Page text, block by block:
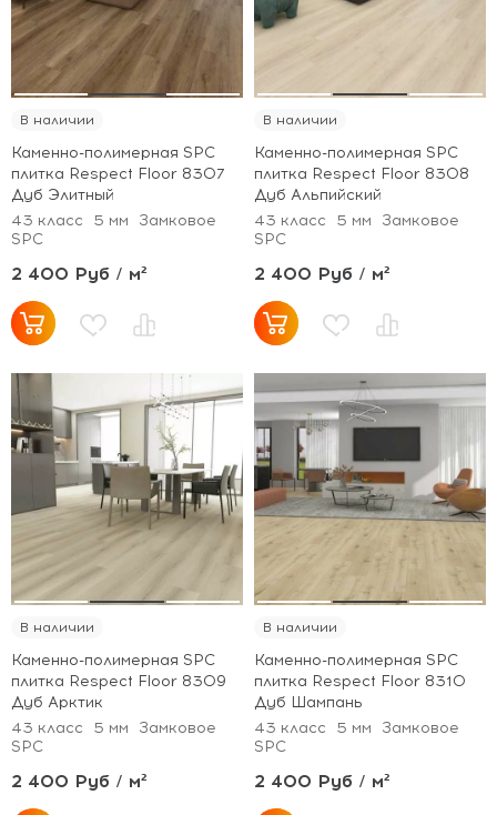
В наличии
Каменно-полимерная SPC
плитка Respect Floor 8307
Дуб Элитный
43 класс
5 мм
Замковое
SPC
2 400 Руб / м²
В наличии
Каменно-полимерная SPC
плитка Respect Floor 8308
Дуб Альпийский
43 класс
5 мм
Замковое
SPC
2 400 Руб / м²
В наличии
Каменно-полимерная SPC
плитка Respect Floor 8309
Дуб Арктик
43 класс
5 мм
Замковое
SPC
2 400 Руб / м²
В наличии
Каменно-полимерная SPC
плитка Respect Floor 8310
Дуб Шампань
43 класс
5 мм
Замковое
SPC
2 400 Руб / м²